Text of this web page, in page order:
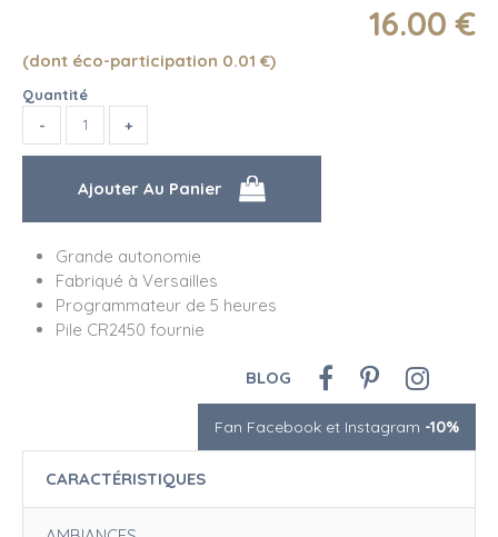
16.00 €
(dont éco-participation 0.01 €)
Quantité
Grande autonomie
Fabriqué à Versailles
Programmateur de 5 heures
Pile CR2450 fournie
BLOG
Fan Facebook et Instagram -10%
CARACTÉRISTIQUES